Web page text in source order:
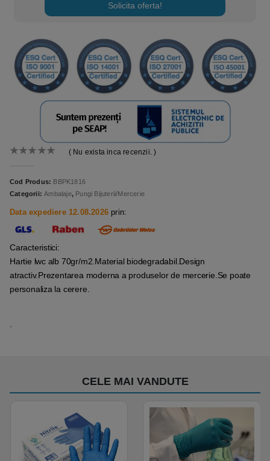
( Nu exista inca recenzii. )
Cod Produs: BBPK1816
Categorii:Ambalaje, Pungi Bijuterii/Mercerie
Data expediere 12.08.2026 prin:
Caracteristici:
Hartie lwc alb 70gr/m2.Material biodegradabil.Design
atractiv.Prezentarea moderna a produselor de mercerie.Se poate
personaliza la cerere.
Solicita oferta!
CELE MAI VANDUTE